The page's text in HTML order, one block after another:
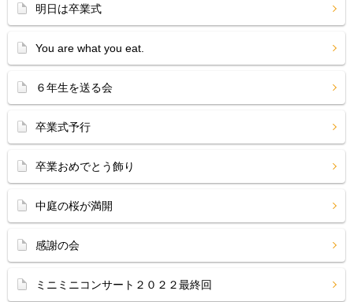
明日は卒業式
You are what you eat.
６年生を送る会
卒業式予行
卒業おめでとう飾り
中庭の桜が満開
感謝の会
ミニミニコンサート２０２２最終回